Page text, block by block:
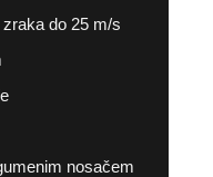
do 25 m/s
nosačem